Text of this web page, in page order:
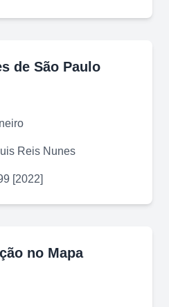
de São Paulo
Reis Nunes
[2022]
no Mapa